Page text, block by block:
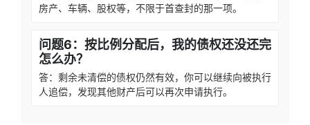
房产、车辆、股权等，不限于首查封的那一项。
问题6：按比例分配后，我的债权还没还完
怎么办？
答：剩余未清偿的债权仍然有效，你可以继续向被执行
人追偿，发现其他财产后可以再次申请执行。